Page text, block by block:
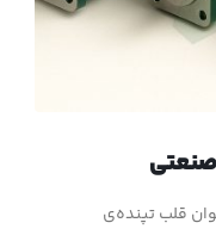
قلب تپنده‌ی